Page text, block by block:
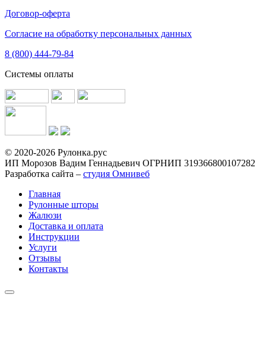
Договор-оферта
Согласие на обработку персональных данных
8 (800) 444-79-84
Системы оплаты
© 2020-2026 Рулонка.рус
ИП Морозов Вадим Геннадьевич ОГРНИП 319366800107282
Разработка сайта – студия Омнивеб
Главная
Рулонные шторы
Жалюзи
Доставка и оплата
Инструкции
Услуги
Отзывы
Контакты